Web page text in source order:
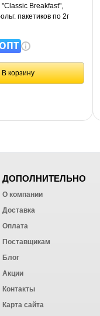
Breakfast",
пакетиков по 2г
В корзину
работ
ДОПОЛНИТЕЛЬНО
О компании
Доставка
Оплата
Поставщикам
Блог
Акции
Контакты
Карта сайта